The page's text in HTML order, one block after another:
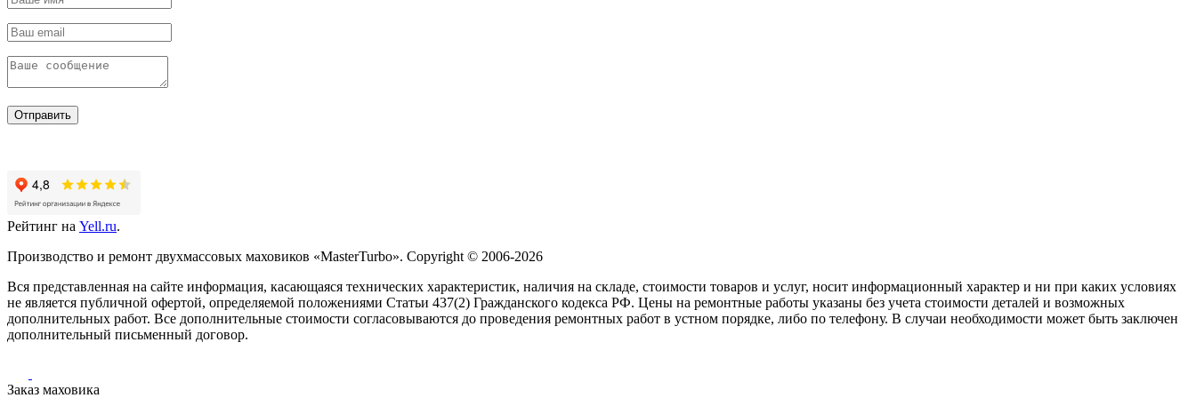
Отправить
Рейтинг на Yell.ru.
Производство и ремонт двухмассовых маховиков «MasterTurbo». Copyright © 2006-2026
Вся представленная на сайте информация, касающаяся технических характеристик, наличия на складе, стоимости товаров и услуг, носит информационный характер и ни при каких условиях
не является публичной офертой, определяемой положениями Статьи 437(2) Гражданского кодекса РФ. Цены на ремонтные работы указаны без учета стоимости деталей и возможных
дополнительных работ. Все дополнительные стоимости согласовываются до проведения ремонтных работ в устном порядке, либо по телефону. В случаи необходимости может быть заключен
дополнительный письменный договор.
Заказ маховика